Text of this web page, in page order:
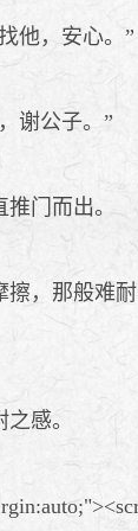
他，安心。”
谢公子。”
门而出。
，那般难
感。